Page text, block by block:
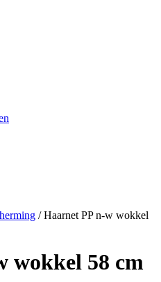
/ Haarnet PP n-w wokkel
wokkel 58 cm